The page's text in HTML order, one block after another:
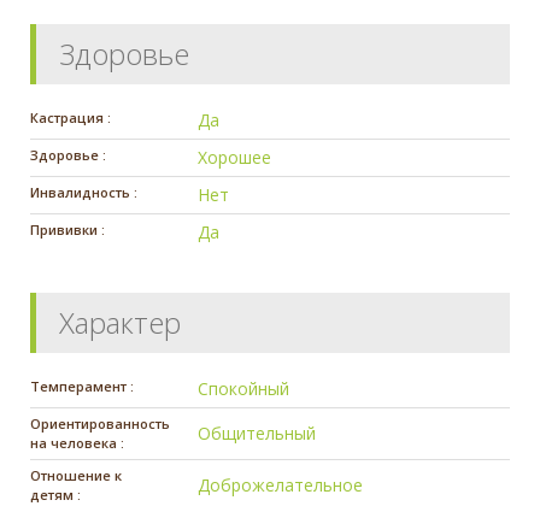
Здоровье
Кастрация : Да
Здоровье : Хорошее
Инвалидность : Нет
Прививки : Да
Характер
Темперамент : Спокойный
Ориентированность
на человека :
Общительный
Отношение к
детям :
Доброжелательное